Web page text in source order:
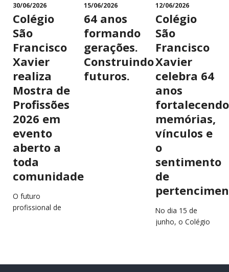
30/06/2026
Colégio
São
Francisco
Xavier
realiza
Mostra de
Profissões
2026 em
evento
aberto a
toda
comunidade
O futuro
profissional de
próximo dia 2 de
15/06/2026
64 anos
formando
gerações.
Construindo
futuros.
12/06/2026
Colégio
São
Francisco
Xavier
celebra 64
anos
fortalecendo
memórias,
vínculos e
o
sentimento
de
No dia 15 de
junho, o Colégio
de história,